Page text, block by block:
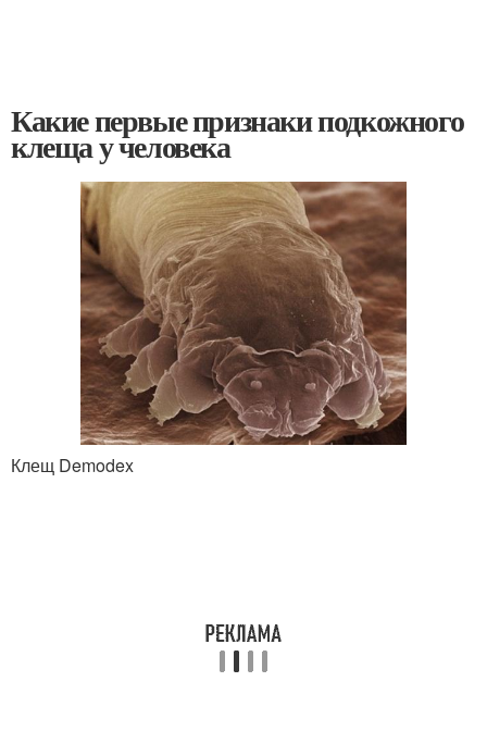
Какие первые признаки подкожного
клеща у человека
Клещ Demodex